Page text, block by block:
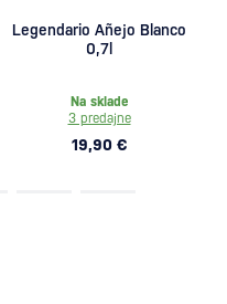
Legendario Añejo Blanco
0,7l
Na sklade
3 predajne
19,90 €